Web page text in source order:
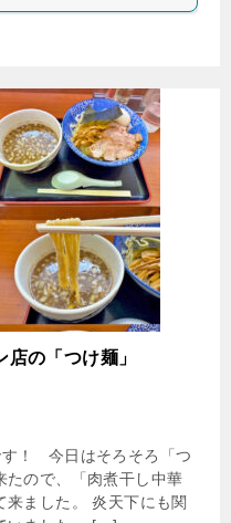
の「つけ麺」
！ 今日はそろそろ「つ
たので、「肉煮干し中華
ました。 炎天下にも関